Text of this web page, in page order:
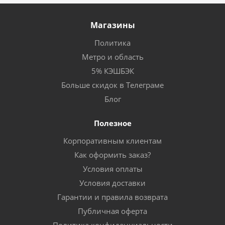
Магазины
Политика
Метро и область
5% КЭШБЭК
Больше скидок в Телеграме
Блог
Полезное
Корпоративным клиентам
Как оформить заказ?
Условия оплаты
Условия доставки
Гарантии и правила возврата
Публичная оферта